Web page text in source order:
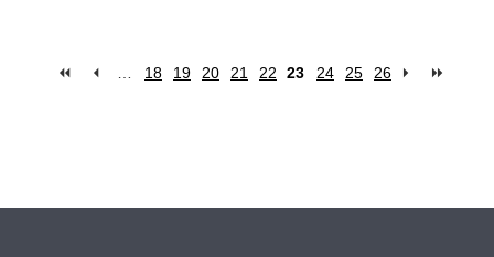
18 19 20 21 22 23 24 25 26